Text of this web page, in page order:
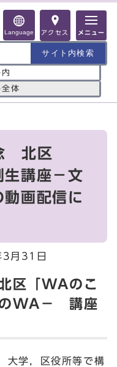
Language アクセス メニュー
体
北区
生講座－文
画配信に
月31日
区「WAのこ
のWA－ 講座
大学，区役所等で構